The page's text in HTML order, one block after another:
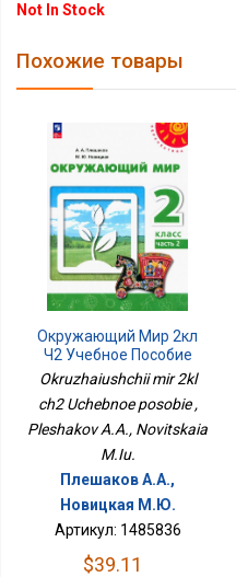
Not In Stock
Похожие товары
Окружающий Мир 2кл
Ч2 Учебное Пособие
Okruzhaiushchii mir 2kl
ch2 Uchebnoe posobie ,
Pleshakov A.A., Novitskaia
M.Iu.
Плешаков А.А.,
Новицкая М.Ю.
Артикул: 1485836
$39.11